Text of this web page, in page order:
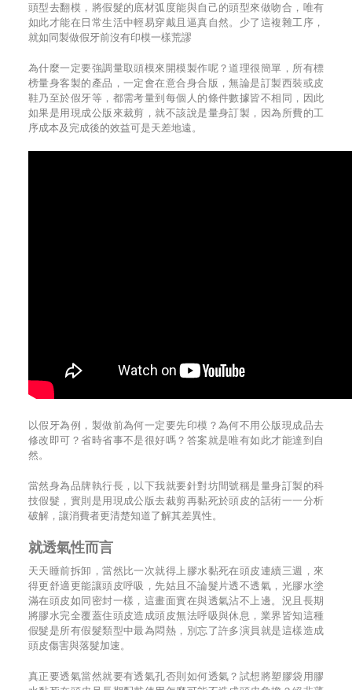
頭型去翻模，將假髮的底材弧度能與自己的頭型來做吻合，唯有
如此才能在日常生活中輕易穿戴且逼真自然。少了這複雜工序，
就如同製做假牙前沒有印模一樣荒謬
為什麼一定要強調量取頭模來開模製作呢？道理很簡單，所有標
榜量身客製的產品，一定會在意合身合版，無論是訂製西裝或皮
鞋乃至於假牙等，都需考量到每個人的條件數據皆不相同，因此
如果是用現成公版來裁剪，就不該說是量身訂製，因為所費的工
序成本及完成後的效益可是天差地遠。
以假牙為例，製做前為何一定要先印模？為何不用公版現成品去
修改即可？省時省事不是很好嗎？答案就是唯有如此才能達到自
然。
當然身為品牌執行長，以下我就要針對坊間號稱是量身訂製的科
技假髮，實則是用現成公版去裁剪再黏死於頭皮的話術一一分析
破解，讓消費者更清楚知道了解其差異性。
就透氣性而言
天天睡前拆卸，當然比一次就得上膠水黏死在頭皮連續三週，來
得更舒適更能讓頭皮呼吸，先姑且不論髮片透不透氣，光膠水塗
滿在頭皮如同密封一樣，這畫面實在與透氣沾不上邊。況且長期
將膠水完全覆蓋住頭皮造成頭皮無法呼吸與休息，業界皆知這種
假髮是所有假髮類型中最為悶熱，別忘了許多演員就是這樣造成
頭皮傷害與落髮加速。
真正要透氣當然就要有透氣孔否則如何透氣？試想將塑膠袋用膠